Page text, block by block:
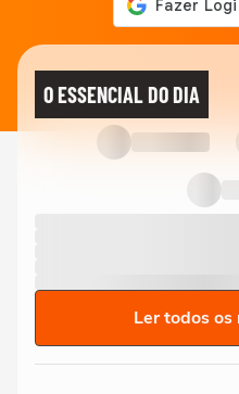
O ESSENCIAL DO DIA
Ler todos os